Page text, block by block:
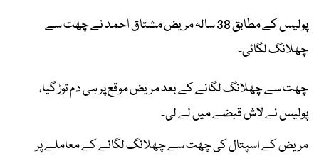
پولیس کے مطابق 38 سالہ مریض مشتاق احمد نے چھت سے
چھلانگ لگائی۔
چھت سے چھلانگ لگانے کے بعد مریض موقع پر ہی دم توڑ گیا،
پولیس نے لاش قبضے میں لے لی۔
مریض کے اسپتال کی چھت سے چھلانگ لگانے کے معاملے پر